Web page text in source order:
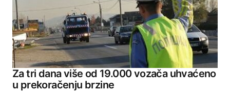
Za tri dana više od 19.000 vozača uhvaćeno
u prekoračenju brzine